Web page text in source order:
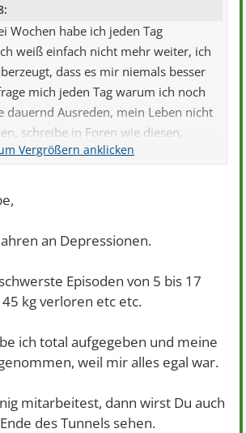
Wochen habe ich jeden Tag
weiß einfach nicht mehr weiter, ich
dass es mir niemals besser
mich jeden Tag warum ich noch
dauernd Ausreden, mein Leben nicht
schreibe in Foren wie diesen,
alten Freunden auf, rede mir ein dass
Herauszögern und mich selbst
an Depressionen.
Episoden von 5 bis 17
kg verloren etc etc.
ich total aufgegeben und meine
weil mir alles egal war.
mitarbeitest, dann wirst Du auch
des Tunnels sehen.